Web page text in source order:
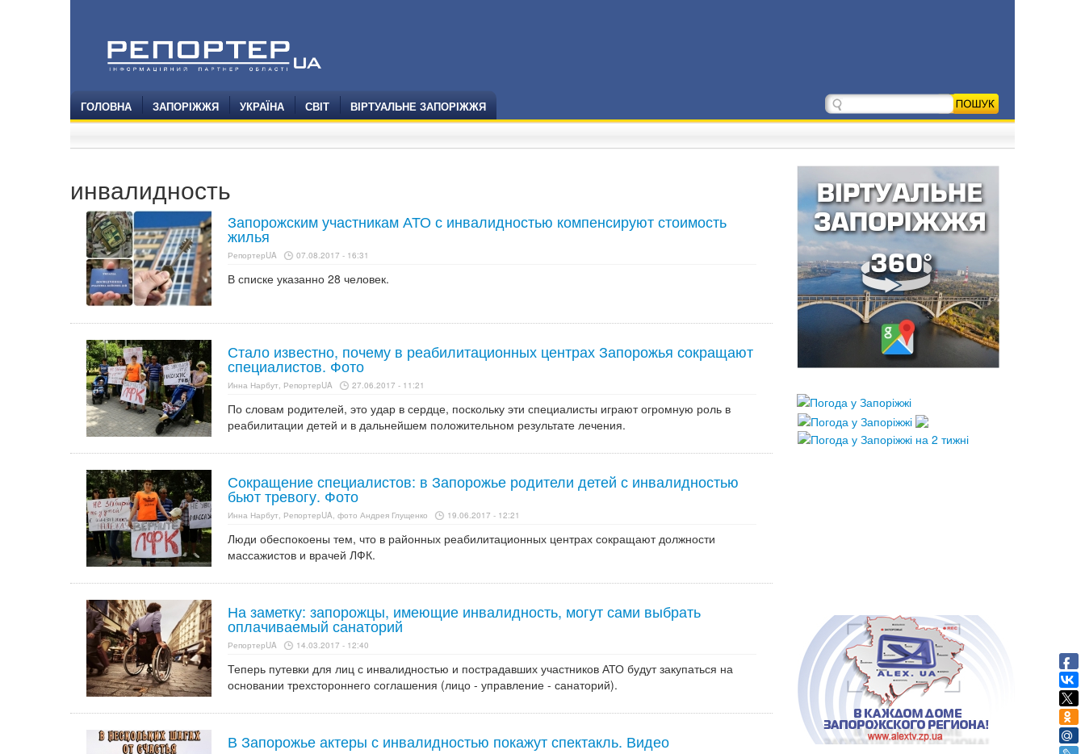
ГОЛОВНА ЗАПОРІЖЖЯ УКРАЇНА СВІТ ВІРТУАЛЬНЕ ЗАПОРІЖЖЯ
инвалидность
Запорожским участникам АТО с инвалидностью компенсируют стоимость
жилья
РепортерUA 07.08.2017 - 16:31
В списке указанно 28 человек.
Стало известно, почему в реабилитационных центрах Запорожья сокращают
специалистов. Фото
Инна Нарбут, РепортерUA 27.06.2017 - 11:21
По словам родителей, это удар в сердце, поскольку эти специалисты играют огромную роль в
реабилитации детей и в дальнейшем положительном результате лечения.
Сокращение специалистов: в Запорожье родители детей с инвалидностью
бьют тревогу. Фото
Инна Нарбут, РепортерUA, фото Андрея Глущенко 19.06.2017 - 12:21
Люди обеспокоены тем, что в районных реабилитационных центрах сокращают должности
массажистов и врачей ЛФК.
На заметку: запорожцы, имеющие инвалидность, могут сами выбрать
оплачиваемый санаторий
РепортерUA 14.03.2017 - 12:40
Теперь путевки для лиц с инвалидностью и пострадавших участников АТО будут закупаться на
основании трехстороннего соглашения (лицо - управление - санаторий).
В Запорожье актеры с инвалидностью покажут спектакль. Видео